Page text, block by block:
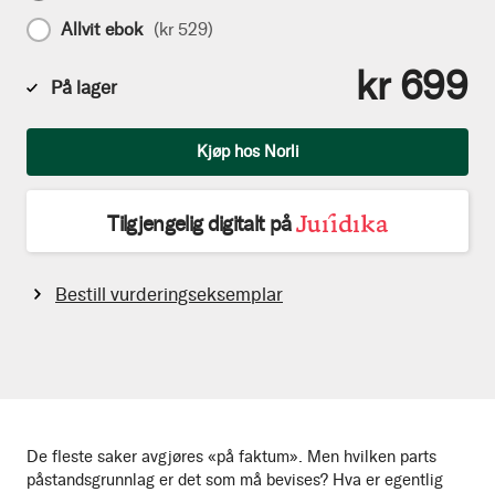
De fleste saker avgjøres «på faktum». Men hvilken parts
påstandsgrunnlag er det som må bevises? Hva er egentlig
Allvit ebok (kr 529)
På lager kr 699
Kjøp hos Norli
Tilgjengelig digitalt på
Bestill vurderingseksemplar